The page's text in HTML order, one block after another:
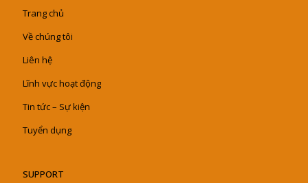
Trang chủ
Về chúng tôi
Liên hệ
Lĩnh vực hoạt động
Tin tức – Sự kiện
Tuyển dụng
SUPPORT